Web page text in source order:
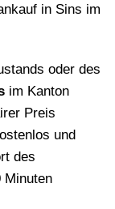
in Sins im
oder des
im Kanton
Preis
und
des
Minuten